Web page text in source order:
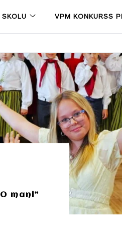
SKOLU VPM KONKURSS
mani”